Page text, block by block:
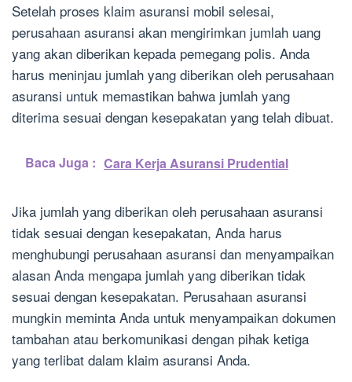
Setelah proses klaim asuransi mobil selesai,
perusahaan asuransi akan mengirimkan jumlah uang
yang akan diberikan kepada pemegang polis. Anda
harus meninjau jumlah yang diberikan oleh perusahaan
asuransi untuk memastikan bahwa jumlah yang
diterima sesuai dengan kesepakatan yang telah dibuat.
Baca Juga : Cara Kerja Asuransi Prudential
Jika jumlah yang diberikan oleh perusahaan asuransi
tidak sesuai dengan kesepakatan, Anda harus
menghubungi perusahaan asuransi dan menyampaikan
alasan Anda mengapa jumlah yang diberikan tidak
sesuai dengan kesepakatan. Perusahaan asuransi
mungkin meminta Anda untuk menyampaikan dokumen
tambahan atau berkomunikasi dengan pihak ketiga
yang terlibat dalam klaim asuransi Anda.